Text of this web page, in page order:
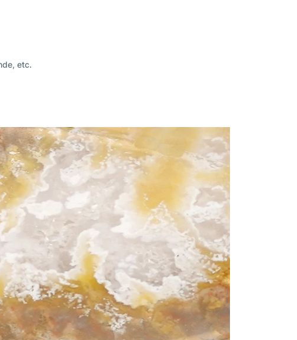
etc.